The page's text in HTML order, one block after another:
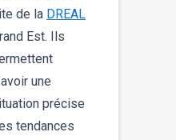
de la DREAL
Est. Ils
une
précise
tendances